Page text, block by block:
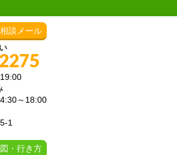
談メール
～18:00
1
・行き方